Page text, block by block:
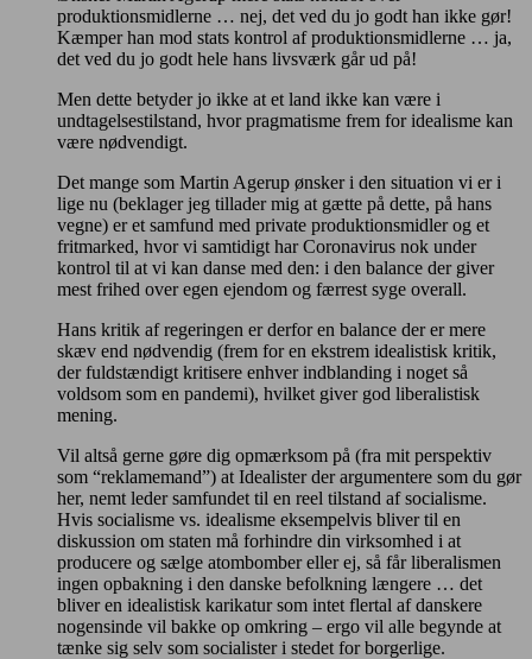
produktionsmidlerne … nej, det ved du jo godt han ikke gør!
Kæmper han mod stats kontrol af produktionsmidlerne … ja,
det ved du jo godt hele hans livsværk går ud på!
Men dette betyder jo ikke at et land ikke kan være i
undtagelsestilstand, hvor pragmatisme frem for idealisme kan
være nødvendigt.
Det mange som Martin Agerup ønsker i den situation vi er i
lige nu (beklager jeg tillader mig at gætte på dette, på hans
vegne) er et samfund med private produktionsmidler og et
fritmarked, hvor vi samtidigt har Coronavirus nok under
kontrol til at vi kan danse med den: i den balance der giver
mest frihed over egen ejendom og færrest syge overall.
Hans kritik af regeringen er derfor en balance der er mere
skæv end nødvendig (frem for en ekstrem idealistisk kritik,
der fuldstændigt kritisere enhver indblanding i noget så
voldsom som en pandemi), hvilket giver god liberalistisk
mening.
Vil altså gerne gøre dig opmærksom på (fra mit perspektiv
som “reklamemand”) at Idealister der argumentere som du gør
her, nemt leder samfundet til en reel tilstand af socialisme.
Hvis socialisme vs. idealisme eksempelvis bliver til en
diskussion om staten må forhindre din virksomhed i at
producere og sælge atombomber eller ej, så får liberalismen
ingen opbakning i den danske befolkning længere … det
bliver en idealistisk karikatur som intet flertal af danskere
nogensinde vil bakke op omkring – ergo vil alle begynde at
tænke sig selv som socialister i stedet for borgerlige.